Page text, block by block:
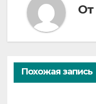
От
Похожая запись